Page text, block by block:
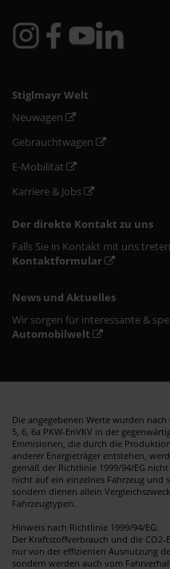
Stiglmayr Welt
Neuwagen
Gebrauchtwagen
E-Mobilität
Karriere & Jobs
Der direkte Kontakt zu uns
Falls Sie in Kontakt mit uns
Kontaktformular
News und Aktuelles
Wir sorgen für interessante &
Automobilwelt
Die angegebenen Werte wurden
5, 6, 6a PKW-EnVKV in der
Emmisionen, die durch die
anderer Energieträger entstehen,
gemäß der Richtlinie 1999/94/EG
nicht auf ein einzelnes Fahrzeug und
sondern dienen allein
Fahrzeugtypen.
Hinweis nach Richtlinie 1999/94/EG:
Der Kraftstoffverbrauch und die
nur von der effizienten Ausnutzung
sondern werden auch vom